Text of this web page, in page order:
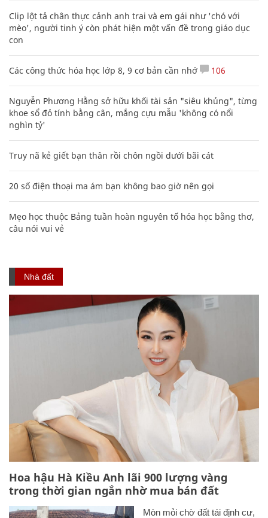
Clip lột tả chân thực cảnh anh trai và em gái như 'chó với
mèo', người tinh ý còn phát hiện một vấn đề trong giáo dục
con
Các công thức hóa học lớp 8, 9 cơ bản cần nhớ 106
Nguyễn Phương Hằng sở hữu khối tài sản "siêu khủng", từng
khoe sổ đỏ tính bằng cân, mắng cựu mẫu 'không có nổi
nghìn tỷ'
Truy nã kẻ giết bạn thân rồi chôn ngồi dưới bãi cát
20 số điện thoại ma ám bạn không bao giờ nên gọi
Mẹo học thuộc Bảng tuần hoàn nguyên tố hóa học bằng thơ,
câu nói vui vẻ
Nhà đất
Hoa hậu Hà Kiều Anh lãi 900 lượng vàng
trong thời gian ngắn nhờ mua bán đất
Mòn mỏi chờ đất tái định cư,